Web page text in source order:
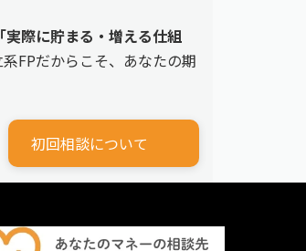
「実際に貯まる・増える仕組
FPだからこそ、あなたの期
初回相談について